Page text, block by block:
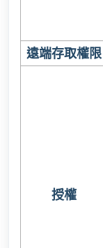
遠端存取權限
授權